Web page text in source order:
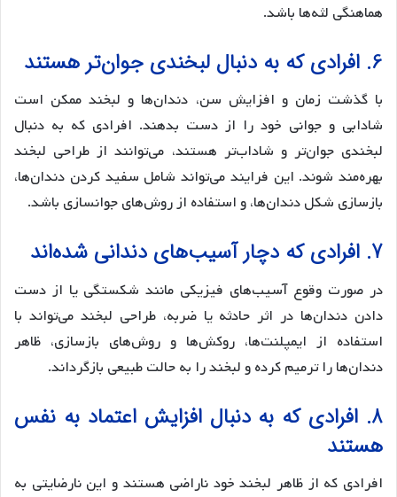
هماهنگی لثه‌ها باشد.
6. افرادی که به دنبال لبخندی جوان‌تر هستند
با گذشت زمان و افزایش سن، دندان‌ها و لبخند ممکن است
شادابی و جوانی خود را از دست بدهند. افرادی که به دنبال
لبخندی جوان‌تر و شاداب‌تر هستند، می‌توانند از طراحی لبخند
بهره‌مند شوند. این فرایند می‌تواند شامل سفید کردن دندان‌ها،
بازسازی شکل دندان‌ها، و استفاده از روش‌های جوانسازی باشد.
7. افرادی که دچار آسیب‌های دندانی شده‌اند
در صورت وقوع آسیب‌های فیزیکی مانند شکستگی یا از دست
دادن دندان‌ها در اثر حادثه یا ضربه، طراحی لبخند می‌تواند با
استفاده از ایمپلنت‌ها، روکش‌ها و روش‌های بازسازی، ظاهر
دندان‌ها را ترمیم کرده و لبخند را به حالت طبیعی بازگرداند.
8. افرادی که به دنبال افزایش اعتماد به نفس
هستند
افرادی که از ظاهر لبخند خود ناراضی هستند و این نارضایتی به